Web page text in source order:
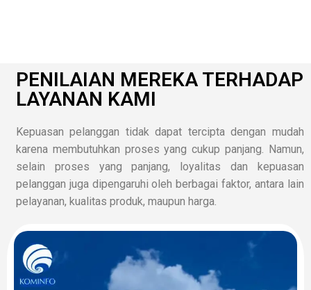
PENILAIAN MEREKA TERHADAP
LAYANAN KAMI
Kepuasan pelanggan tidak dapat tercipta dengan mudah
karena membutuhkan proses yang cukup panjang. Namun,
selain proses yang panjang, loyalitas dan kepuasan
pelanggan juga dipengaruhi oleh berbagai faktor, antara lain
pelayanan, kualitas produk, maupun harga.